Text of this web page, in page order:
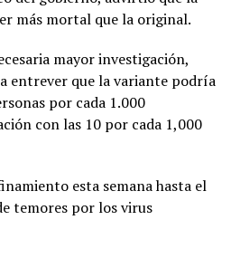
más mortal que la original.
mayor investigación,
entrever que la variante podría
por cada 1.000
con las 10 por cada 1,000
esta semana hasta el
temores por los virus